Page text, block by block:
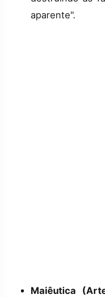
aparente".
Maiêutica